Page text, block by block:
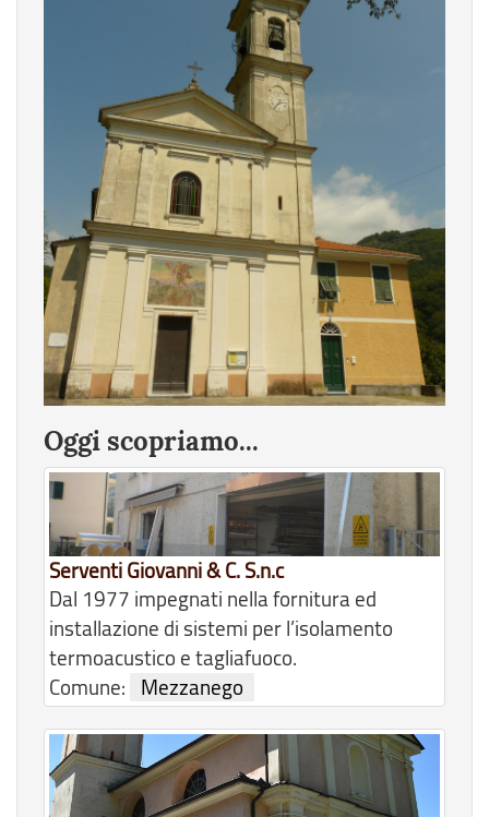
Oggi scopriamo...
Serventi Giovanni & C. S.n.c
Dal 1977 impegnati nella fornitura ed
installazione di sistemi per l’isolamento
termoacustico e tagliafuoco.
Comune:
Mezzanego